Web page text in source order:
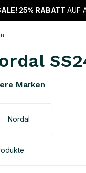
25% RABATT AUF
Marken
Nordal